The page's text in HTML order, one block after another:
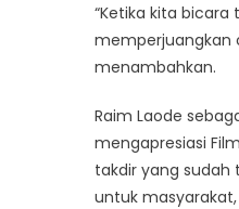
“Ketika kita
memperjuangkan
menambahkan.
Raim Laode
mengapresiasi
takdir yang sudah
untuk